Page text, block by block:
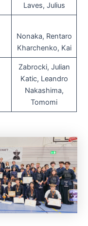
Laves, Julius
Nonaka, Rentaro
Kharchenko, Kai
Zabrocki, Julian
Katic, Leandro
Nakashima,
Tomomi